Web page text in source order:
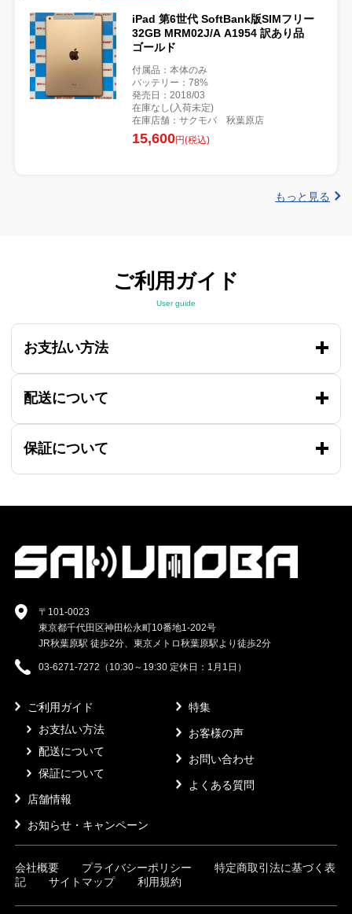
iPad 第6世代 SoftBank版SIMフリー
32GB MRM02J/A A1954 訳あり品
ゴールド
付属品：本体のみ
バッテリー：78%
発売日：2018/03
在庫なし(入荷未定)
在庫店舗：サクモバ 秋葉原店
15,600円(税込)
もっと見る
ご利用ガイド
User guide
お支払い方法
配送について
保証について
〒101-0023
東京都千代田区神田松永町10番地1-202号
JR秋葉原駅 徒歩2分、東京メトロ秋葉原駅より徒歩2分
03-6271-7272（10:30～19:30 定休日：1月1日）
ご利用ガイド
お支払い方法
配送について
保証について
店舗情報
お知らせ・キャンペーン
特集
お客様の声
お問い合わせ
よくある質問
会社概要 プライバシーポリシー
特定商取引法に基づく表
記
サイトマップ 利用規約